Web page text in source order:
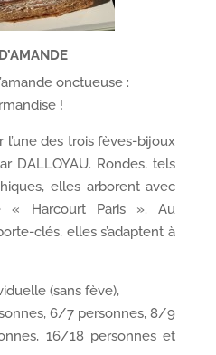
onctueuse :
!
des trois fèves-bijoux
DALLOYAU. Rondes, tels
elles arborent avec
« Harcourt Paris ». Au
clés, elles s’adaptent à
(sans fève),
6/7 personnes, 8/9
16/18 personnes et